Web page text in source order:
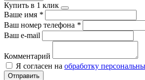
Купить в 1 клик
Ваше имя *
Ваш номер телефона *
Ваш e-mail
Комментарий
Я согласен на обработку
Отправить